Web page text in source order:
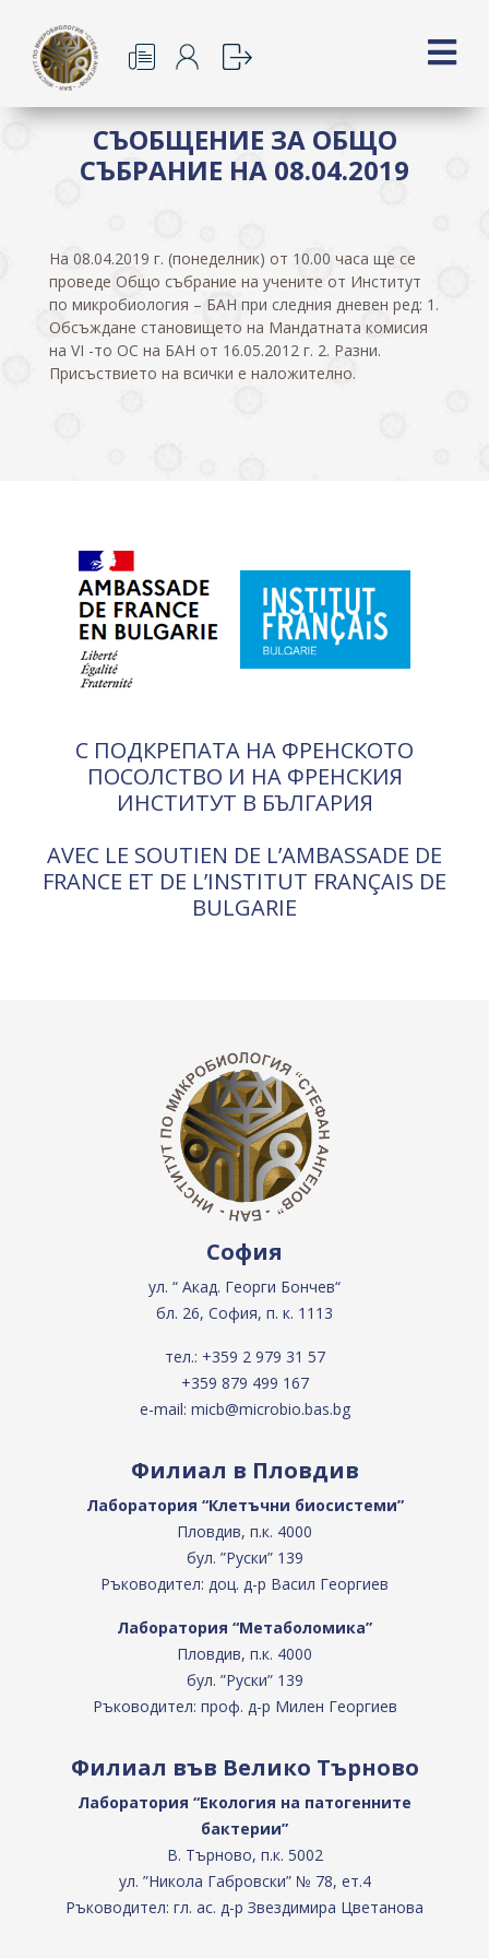
СЪОБЩЕНИЕ ЗА ОБЩО
СЪБРАНИЕ НА 08.04.2019
На 08.04.2019 г. (понеделник) от 10.00 часа ще се
проведе Общо събрание на учените от Институт
по микробиология – БАН при следния дневен ред: 1.
Обсъждане становището на Мандатната комисия
на VІ -то ОС на БАН от 16.05.2012 г. 2. Разни.
Присъствието на всички е наложително.
С ПОДКРЕПАТА НА ФРЕНСКОТО
ПОСОЛСТВО И НА ФРЕНСКИЯ
ИНСТИТУТ В БЪЛГАРИЯ
AVEC LE SOUTIEN DE L’AMBASSADE DE
FRANCE ET DE L’INSTITUT FRANÇAIS DE
BULGARIE
София
ул. “ Акад. Георги Бончев“
бл. 26, София, п. к. 1113
тел.: +359 2 979 31 57
+359 879 499 167
e-mail: micb@microbio.bas.bg
Филиал в Пловдив
Лаборатория “Клетъчни биосистеми”
Пловдив, п.к. 4000
бул. ”Руски” 139
Ръководител: доц. д-р Васил Георгиев
Лаборатория “Метаболомика”
Пловдив, п.к. 4000
бул. ”Руски” 139
Ръководител: проф. д-р Милен Георгиев
Филиал във Велико Търново
Лаборатория “Екология на патогенните
бактерии”
В. Търново, п.к. 5002
ул. ”Никола Габровски” № 78, ет.4
Ръководител: гл. ас. д-р Звездимира Цветанова